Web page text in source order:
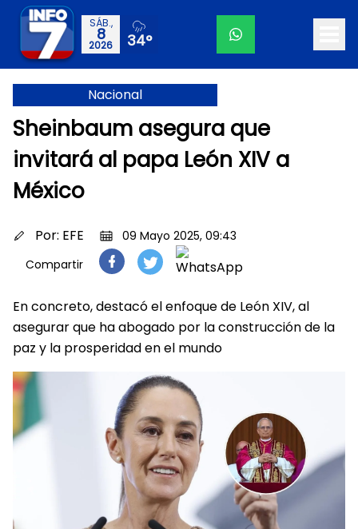
SÁB.,
8
2026 34°
Nacional
Sheinbaum asegura que
invitará al papa León XIV a
México
Por: EFE
09 Mayo 2025, 09:43
Compartir
En concreto, destacó el enfoque de León XIV, al
asegurar que ha abogado por la construcción de la
paz y la prosperidad en el mundo